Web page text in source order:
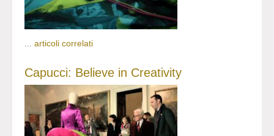
... articoli correlati
Capucci: Believe in Creativity